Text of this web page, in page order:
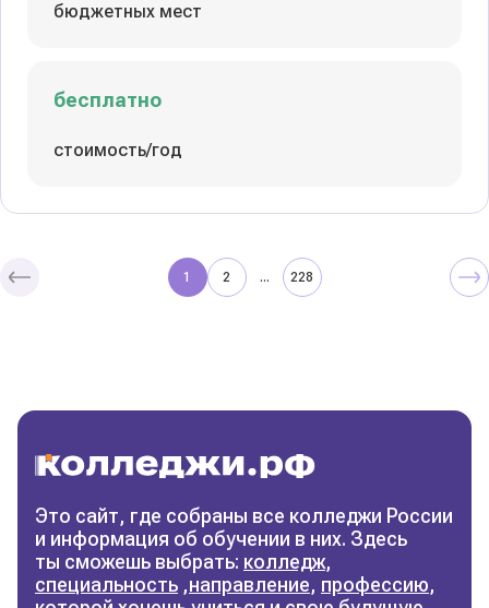
бюджетных мест
бесплатно
стоимость/год
колледж
Фильтры
Сбросить фильтры
1 2 ... 228
Это сайт, где собраны все колледжи России
и информация об обучении в них. Здесь
ты сможешь выбрать: колледж,
специальность ,направление, профессию,